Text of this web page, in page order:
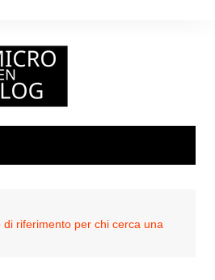
riferimento per chi cerca una